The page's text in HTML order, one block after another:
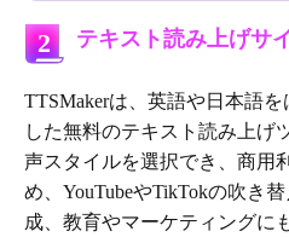
2 テキスト読み上げサ
TTSMakerは、英語や日本語
した無料のテキスト読み上げ
声スタイルを選択でき、商用
め、YouTubeやTikTokの吹き
成、教育やマーケティングに